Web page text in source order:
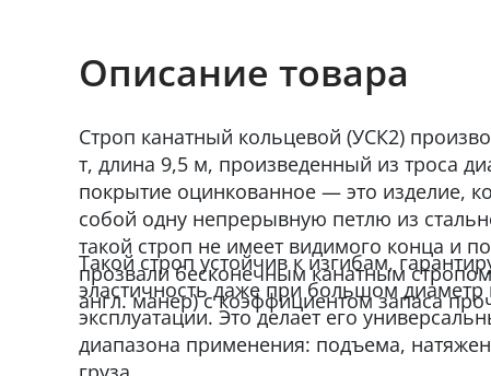
Описание товара
Строп канатный кольцевой (УСК2)
т, длина 9,5 м, произведенный из троса
покрытие оцинкованное — это изделие,
собой одну непрерывную петлю из
такой строп не имеет видимого конца и
прозвали бесконечным канатным
англ. манер) с коэффициентом запаса
Такой строп устойчив к изгибам,
эластичность даже при большом диаметр
эксплуатации. Это делает его
диапазона применения: подъема,